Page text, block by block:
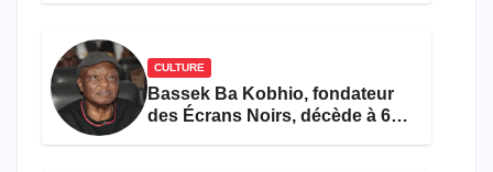
CULTURE
Bassek Ba Kobhio, fondateur
des Écrans Noirs, décède à 69